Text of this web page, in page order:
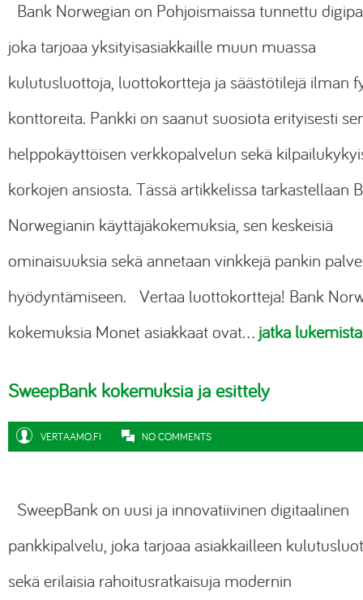
Bank Norwegian on Pohjoismaissa tunnettu
joka tarjoaa yksityisasiakkaille muun muassa
kulutusluottoja, luottokortteja ja säästötilejä ilman
konttoreita. Pankki on saanut suosiota erityisesti
helppokäyttöisen verkkopalvelun sekä
korkojen ansiosta. Tässä artikkelissa tarkastellaan
Norwegianin käyttäjäkokemuksia, sen keskeisiä
ominaisuuksia sekä annetaan vinkkejä pankin
hyödyntämiseen. Vertaa luottokortteja! Bank
kokemuksia Monet asiakkaat ovat… jatka lukemista
SweepBank kokemuksia ja esittely
VERTAAMO.FI NO COMMENTS
SweepBank on uusi ja innovatiivinen digitaalinen
pankkipalvelu, joka tarjoaa asiakkailleen
sekä erilaisia rahoitusratkaisuja modernin